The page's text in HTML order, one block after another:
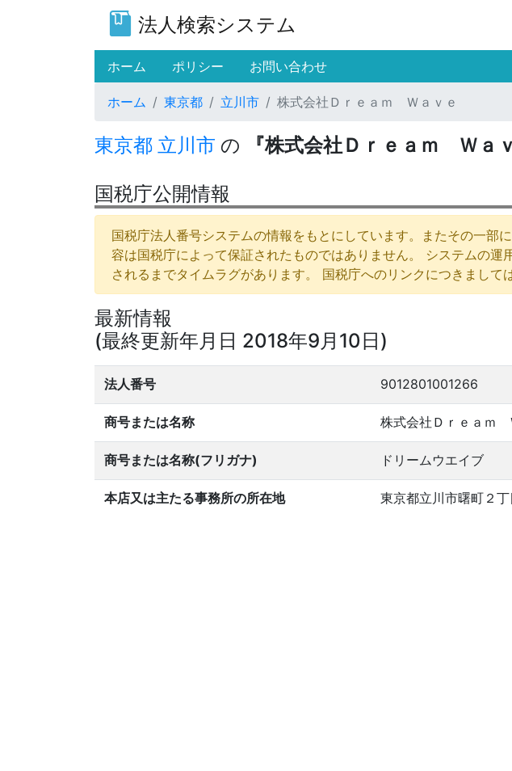
法人検索システム
ホーム (current)
ポリシー お問い合わせ
ホーム 東京都 立川市 株式会社Ｄｒｅａｍ Ｗａｖｅ
東京都 立川市 の 『株式会社Ｄｒｅａｍ Ｗａ
国税庁公開情報
国税庁法人番号システムの情報をもとにしています。またその一部
容は国税庁によって保証されたものではありません。 システムの
されるまでタイムラグがあります。 国税庁へのリンクにつきまして
最新情報
(最終更新年月日 2018年9月10日)
法人番号 9012801001266
商号または名称 株式会社Ｄｒｅａｍ
商号または名称(フリガナ) ドリームウエイブ
本店又は主たる事務所の所在地 東京都立川市曙町２